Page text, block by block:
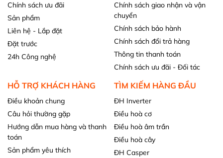
Chính sách ưu đãi
Sản phẩm
Liên hệ - Lắp đặt
Đặt trước
24h Công nghệ
Chính sách giao nhận và vận
chuyển
Chính sách bảo hành
Chính sách đổi trả hàng
Thông tin thanh toán
Chính sách ưu đãi - Đối tác
HỖ TRỢ KHÁCH HÀNG
Điều khoản chung
Câu hỏi thường gặp
Hướng dẫn mua hàng và thanh
toán
Sản phẩm yêu thích
TÌM KIẾM HÀNG ĐẦU
ĐH Inverter
Điều hoà cơ
Điều hoà âm trần
Điều hoà cây
ĐH Casper